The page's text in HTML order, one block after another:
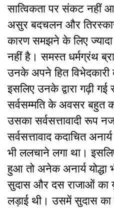
सात्विकता पर संकट नहीं
असुर बदचलन और
कारण समझने के लिए
नहीं है। समस्त धर्मग्रंथ
उनके अपने हित
इसलिए उनके द्वारा गढ़ी
सर्वसम्मति के अवसर बहुत
उसका सर्वसत्तावादी रूप
सर्वसत्तावाद कदाचित
भी ललचाने लगा था।
हुआ तो अनेक अनार्य
सुदास और दस राजाओं का
लड़ाई थी। उसमें सुदास का